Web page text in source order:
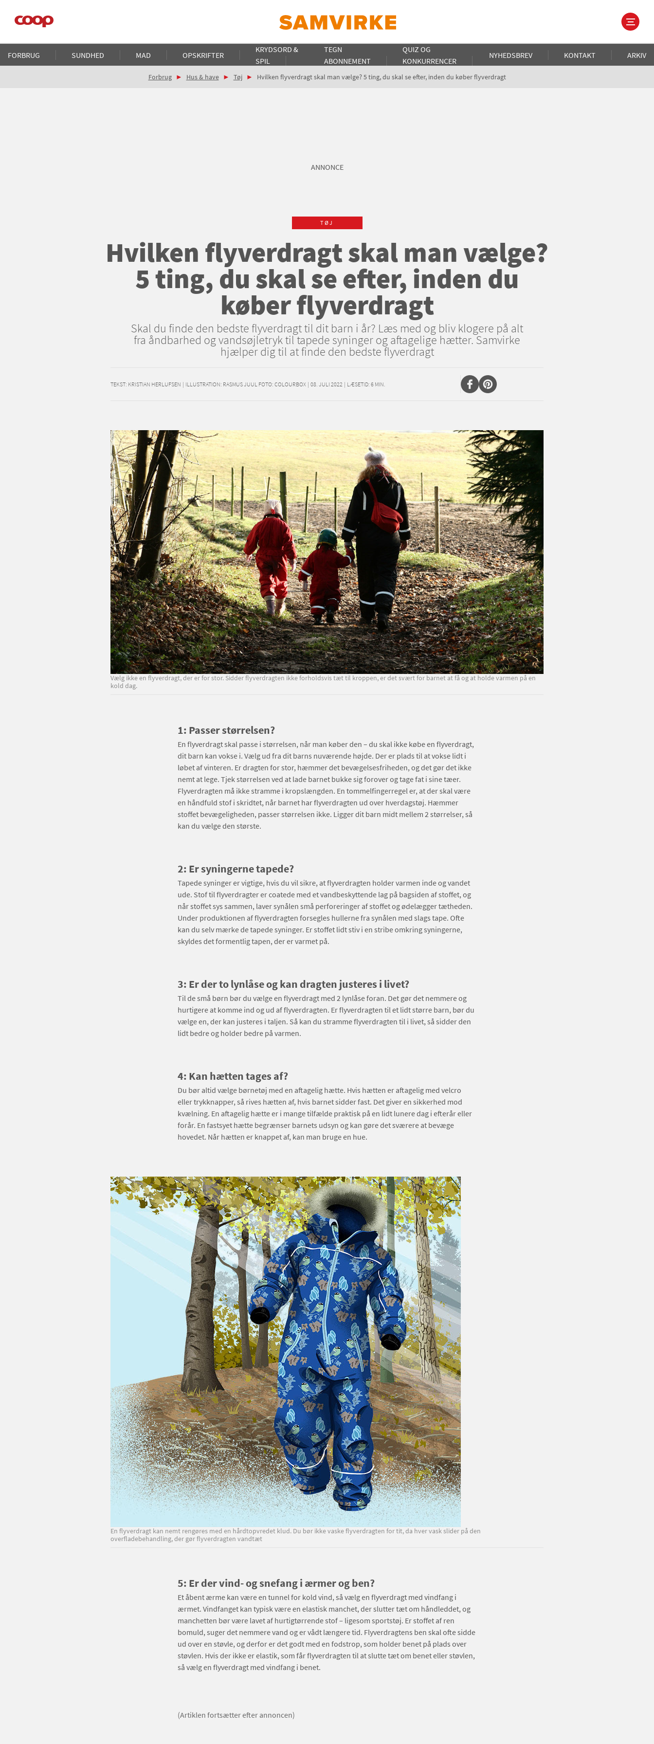
hovedindhold
Main
navigation
FORBRUG SUNDHED MAD OPSKRIFTER
KRYDSORD &
SPIL
TEGN
ABONNEMENT
QUIZ OG
KONKURRENCER
NYHEDSBREV KONTAKT ARKIV
Brødkrumme
Forbrug Hus & have Tøj Hvilken flyverdragt skal man vælge? 5 ting, du skal se efter, inden du køber flyverdragt
ANNONCE
TØJ
Hvilken flyverdragt skal man vælge?
5 ting, du skal se efter, inden du
køber flyverdragt
Skal du finde den bedste flyverdragt til dit barn i år? Læs med og bliv klogere på alt
fra åndbarhed og vandsøjletryk til tapede syninger og aftagelige hætter. Samvirke
hjælper dig til at finde den bedste flyverdragt
TEKST: KRISTIAN HERLUFSEN | ILLUSTRATION: RASMUS JUUL FOTO: COLOURBOX | 08. JULI 2022 | LÆSETID: 6 MIN.
Vælg ikke en flyverdragt, der er for stor. Sidder flyverdragten ikke forholdsvis tæt til kroppen, er det svært for barnet at få og at holde varmen på en
kold dag.
1: Passer størrelsen?
En flyverdragt skal passe i størrelsen, når man køber den – du skal ikke købe en flyverdragt,
dit barn kan vokse i. Vælg ud fra dit barns nuværende højde. Der er plads til at vokse lidt i
løbet af vinteren. Er dragten for stor, hæmmer det bevægelsesfriheden, og det gør det ikke
nemt at lege. Tjek størrelsen ved at lade barnet bukke sig forover og tage fat i sine tæer.
Flyverdragten må ikke stramme i kropslængden. En tommelfingerregel er, at der skal være
en håndfuld stof i skridtet, når barnet har flyverdragten ud over hverdagstøj. Hæmmer
stoffet bevægeligheden, passer størrelsen ikke. Ligger dit barn midt mellem 2 størrelser, så
kan du vælge den største.
2: Er syningerne tapede?
Tapede syninger er vigtige, hvis du vil sikre, at flyverdragten holder varmen inde og vandet
ude. Stof til flyverdragter er coatede med et vandbeskyttende lag på bagsiden af stoffet, og
når stoffet sys sammen, laver synålen små perforeringer af stoffet og ødelægger tætheden.
Under produktionen af flyverdragten forsegles hullerne fra synålen med slags tape. Ofte
kan du selv mærke de tapede syninger. Er stoffet lidt stiv i en stribe omkring syningerne,
skyldes det formentlig tapen, der er varmet på.
3: Er der to lynlåse og kan dragten justeres i livet?
Til de små børn bør du vælge en flyverdragt med 2 lynlåse foran. Det gør det nemmere og
hurtigere at komme ind og ud af flyverdragten. Er flyverdragten til et lidt større barn, bør du
vælge en, der kan justeres i taljen. Så kan du stramme flyverdragten til i livet, så sidder den
lidt bedre og holder bedre på varmen.
4: Kan hætten tages af?
Du bør altid vælge børnetøj med en aftagelig hætte. Hvis hætten er aftagelig med velcro
eller trykknapper, så rives hætten af, hvis barnet sidder fast. Det giver en sikkerhed mod
kvælning. En aftagelig hætte er i mange tilfælde praktisk på en lidt lunere dag i efterår eller
forår. En fastsyet hætte begrænser barnets udsyn og kan gøre det sværere at bevæge
hovedet. Når hætten er knappet af, kan man bruge en hue.
En flyverdragt kan nemt rengøres med en hårdtopvredet klud. Du bør ikke vaske flyverdragten for tit, da hver vask slider på den
overfladebehandling, der gør flyverdragten vandtæt
5: Er der vind- og snefang i ærmer og ben?
Et åbent ærme kan være en tunnel for kold vind, så vælg en flyverdragt med vindfang i
ærmet. Vindfanget kan typisk være en elastisk manchet, der slutter tæt om håndleddet, og
manchetten bør være lavet af hurtigtørrende stof – ligesom sportstøj. Er stoffet af ren
bomuld, suger det nemmere vand og er vådt længere tid. Flyverdragtens ben skal ofte sidde
ud over en støvle, og derfor er det godt med en fodstrop, som holder benet på plads over
støvlen. Hvis der ikke er elastik, som får flyverdragten til at slutte tæt om benet eller støvlen,
så vælg en flyverdragt med vindfang i benet.
(Artiklen fortsætter efter annoncen)